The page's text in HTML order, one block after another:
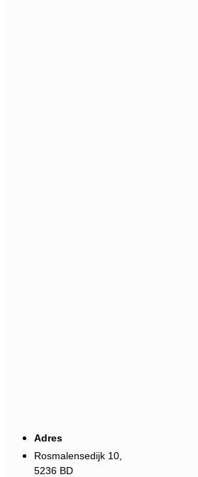
Adres
Rosmalensedijk 10,
5236 BD